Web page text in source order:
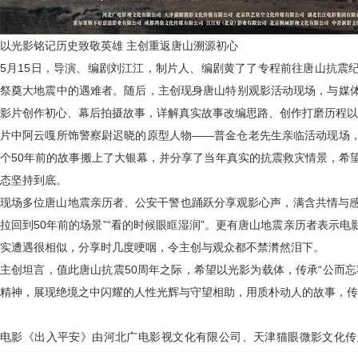
以光影铭记历史致敬英雄 主创重返唐山溯源初心
5月 15日，导演、编剧刘江江，制片人、编剧黄了了专程前往唐山抗震
祭奠大地震中的遇难者。随后，主创现身唐山特别观影活动现场，与媒
影片创作初心、幕后拍摄故事，详解真实故事改编思路、创作打磨历程
片中阿云嘎所饰警察尉迟晓的原型人物——普金仓老先生亲临活动现场
个50年前的故事搬上了大银幕，并分享了当年真实的抗震救灾情景，希
态坚持到底。
现场多位唐山地震亲历者、公安干警也踊跃分享观影心声，满含共情与
拉回到50年前的场景”“看的时候眼眶湿润”。更有唐山地震亲历者表示
实遭遇很相似，分享时几度哽咽，令主创与观众都不禁潸然泪下。
主创坦言，值此唐山抗震50周年之际，希望以光影为载体，传承“公而
精神，展现绝境之中闪耀的人性光辉与守望相助，用质朴动人的故事，
电影《出入平安》由河北广电影视文化有限公司、天津猫眼微影文化